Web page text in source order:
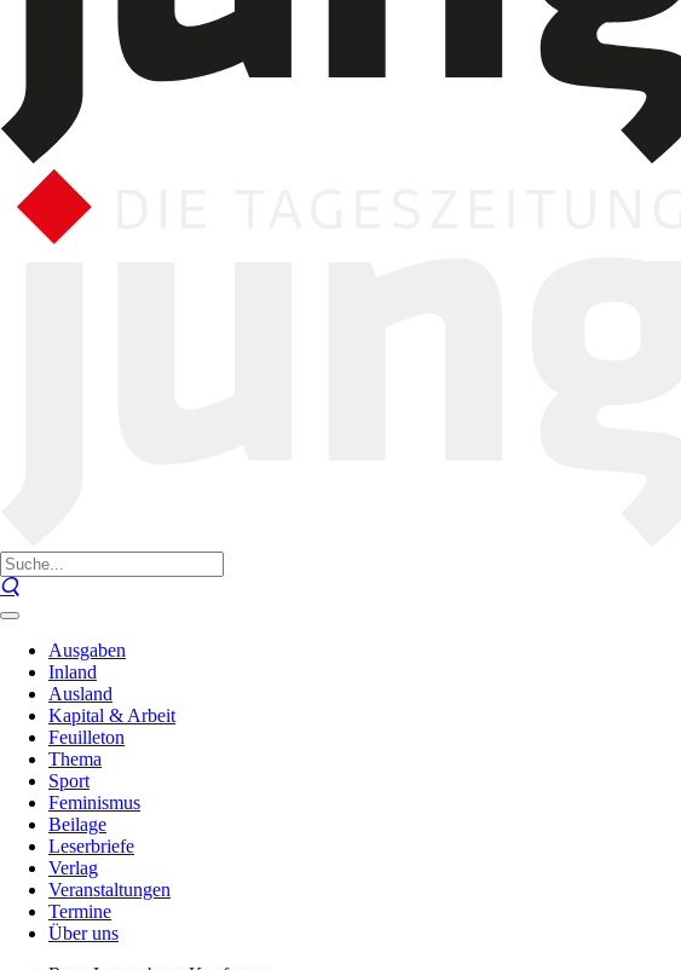
Ausgaben
Inland
Ausland
Kapital & Arbeit
Feuilleton
Thema
Sport
Feminismus
Beilage
Leserbriefe
Verlag
Veranstaltungen
Termine
Über uns